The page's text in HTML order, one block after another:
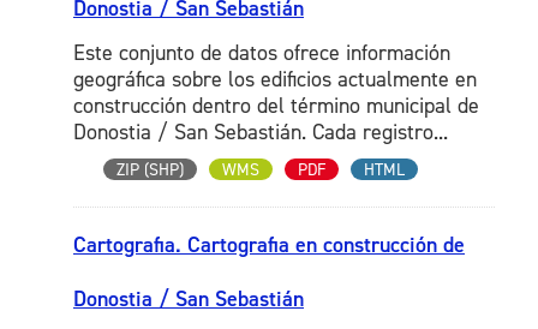
Donostia / San Sebastián
Este conjunto de datos ofrece información
geográfica sobre los edificios actualmente en
construcción dentro del término municipal de
Donostia / San Sebastián. Cada registro...
ZIP (SHP) WMS PDF HTML
Cartografia. Cartografia en construcción de
Donostia / San Sebastián